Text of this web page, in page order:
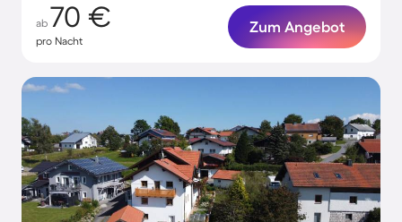
ab 70 €
pro Nacht
Zum Angebot